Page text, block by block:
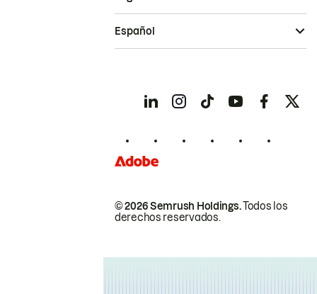
© 2026 Semrush Holdings.Todos los
derechos reservados.
Español